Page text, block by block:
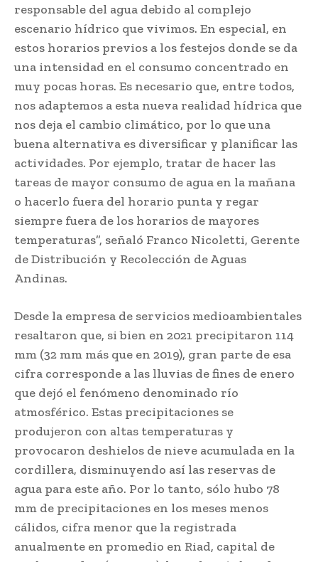
responsable del agua debido al complejo
escenario hídrico que vivimos. En especial, en
estos horarios previos a los festejos donde se da
una intensidad en el consumo concentrado en
muy pocas horas. Es necesario que, entre todos,
nos adaptemos a esta nueva realidad hídrica que
nos deja el cambio climático, por lo que una
buena alternativa es diversificar y planificar las
actividades. Por ejemplo, tratar de hacer las
tareas de mayor consumo de agua en la mañana
o hacerlo fuera del horario punta y regar
siempre fuera de los horarios de mayores
temperaturas”, señaló Franco Nicoletti, Gerente
de Distribución y Recolección de Aguas
Andinas.
Desde la empresa de servicios medioambientales
resaltaron que, si bien en 2021 precipitaron 114
mm (32 mm más que en 2019), gran parte de esa
cifra corresponde a las lluvias de fines de enero
que dejó el fenómeno denominado río
atmosférico. Estas precipitaciones se
produjeron con altas temperaturas y
provocaron deshielos de nieve acumulada en la
cordillera, disminuyendo así las reservas de
agua para este año. Por lo tanto, sólo hubo 78
mm de precipitaciones en los meses menos
cálidos, cifra menor que la registrada
anualmente en promedio en Riad, capital de